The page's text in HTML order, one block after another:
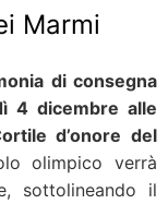
Marmi
di consegna
4 dicembre alle
d’onore del
olimpico verrà
sottolineando il